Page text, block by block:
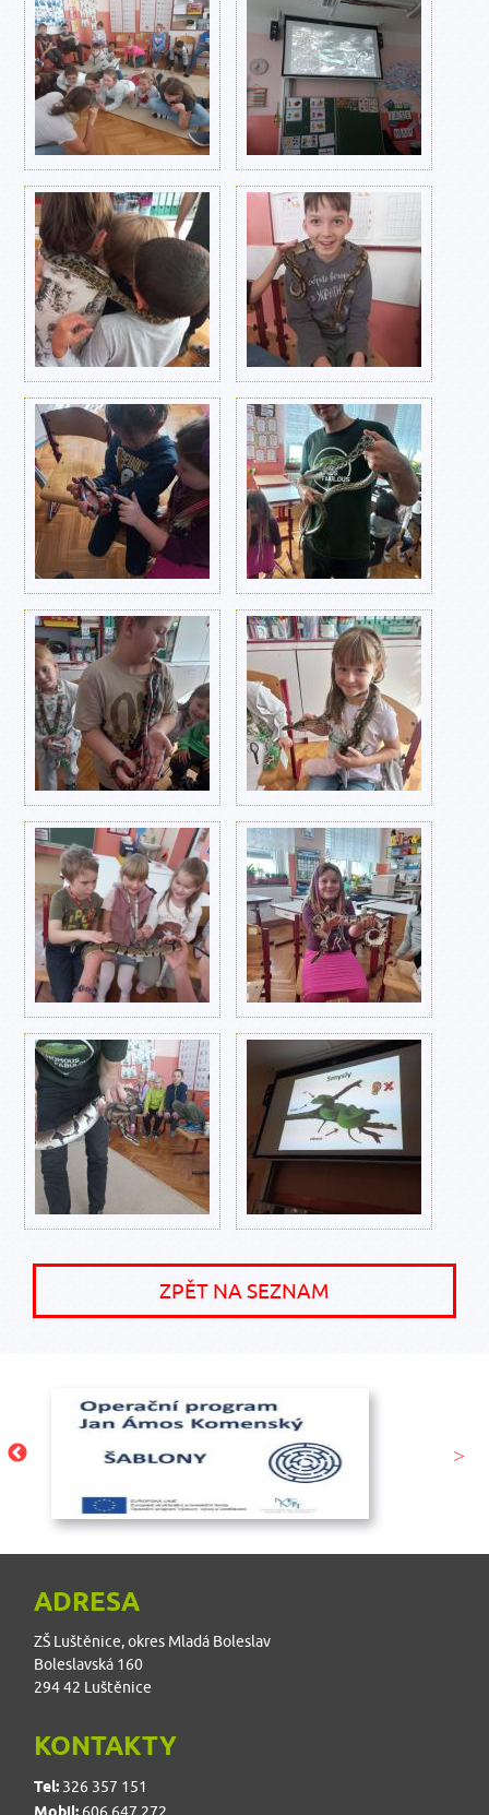
ZPĚT NA SEZNAM
ADRESA
ZŠ Luštěnice, okres Mladá Boleslav
Boleslavská 160
294 42 Luštěnice
KONTAKTY
Tel: 326 357 151
606 647 272